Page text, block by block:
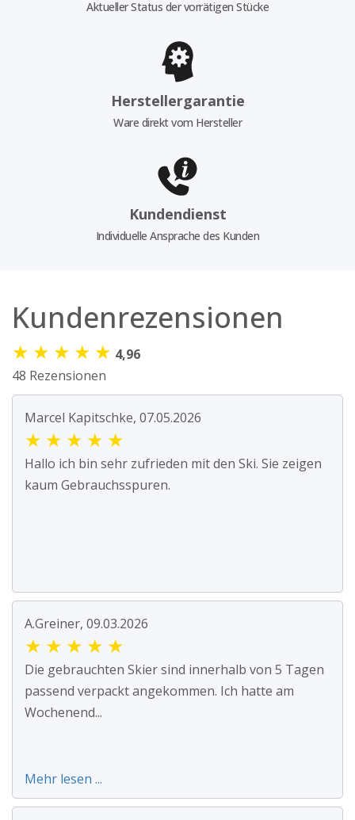
Aktueller Status der vorrätigen Stücke
Herstellergarantie
Ware direkt vom Hersteller
Kundendienst
Individuelle Ansprache des Kunden
Kundenrezensionen
★ ★ ★ ★ ★ 4,96
48 Rezensionen
Marcel Kapitschke, 07.05.2026
★ ★ ★ ★ ★
Hallo ich bin sehr zufrieden mit den Ski. Sie zeigen
kaum Gebrauchsspuren.
A.Greiner, 09.03.2026
★ ★ ★ ★ ★
Die gebrauchten Skier sind innerhalb von 5 Tagen
passend verpackt angekommen. Ich hatte am
Wochenend...
Mehr lesen ...